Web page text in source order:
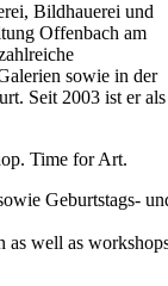
Bildhauerei und
Offenbach am
sowie in der
Seit 2003 ist er als
Time for Art.
Geburtstags-
as well as